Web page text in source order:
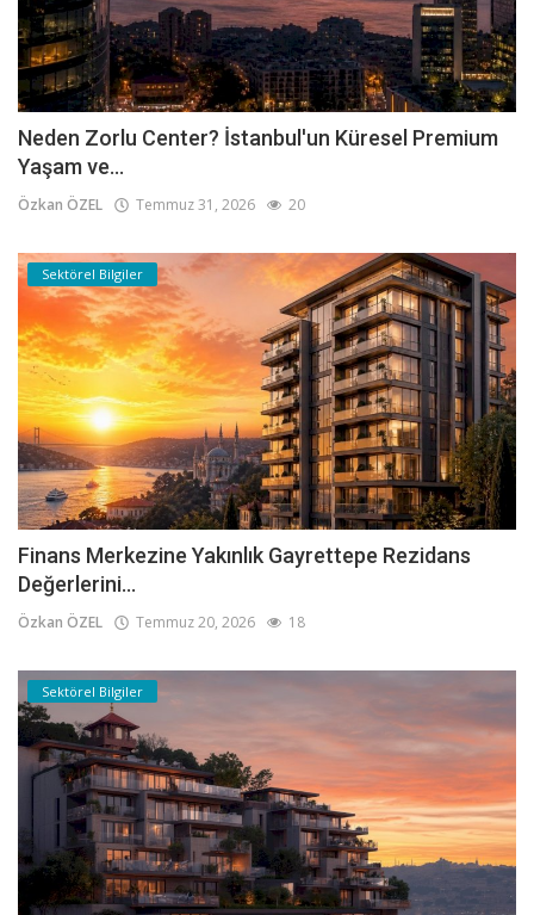
Neden Zorlu Center? İstanbul'un Küresel Premium
Yaşam ve...
Özkan ÖZEL Temmuz 31, 2026 20
Sektörel Bilgiler
Finans Merkezine Yakınlık Gayrettepe Rezidans
Değerlerini...
Özkan ÖZEL Temmuz 20, 2026 18
Sektörel Bilgiler